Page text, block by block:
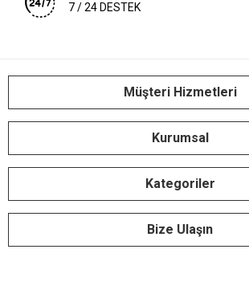
7 / 24 DESTEK
Müşteri Hizmetleri
Kurumsal
Kategoriler
Bize Ulaşın